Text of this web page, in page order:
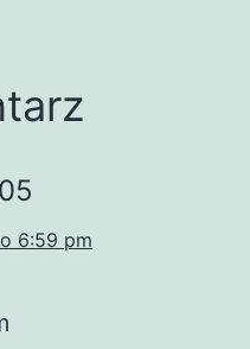
6:59 pm